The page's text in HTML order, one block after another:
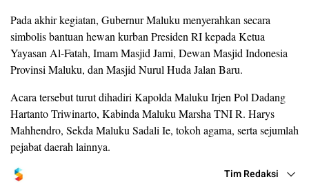
Pada akhir kegiatan, Gubernur Maluku menyerahkan secara
simbolis bantuan hewan kurban Presiden RI kepada Ketua
Yayasan Al-Fatah, Imam Masjid Jami, Dewan Masjid Indonesia
Provinsi Maluku, dan Masjid Nurul Huda Jalan Baru.
Acara tersebut turut dihadiri Kapolda Maluku Irjen Pol Dadang
Hartanto Triwinarto, Kabinda Maluku Marsha TNI R. Harys
Mahhendro, Sekda Maluku Sadali Ie, tokoh agama, serta sejumlah
pejabat daerah lainnya.
Tim Redaksi